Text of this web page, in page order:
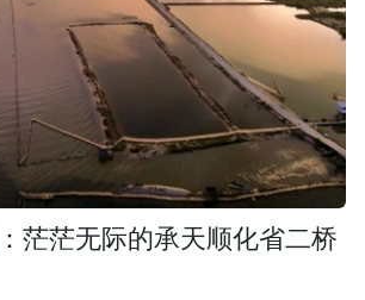
茫茫无际的承天顺化省二桥